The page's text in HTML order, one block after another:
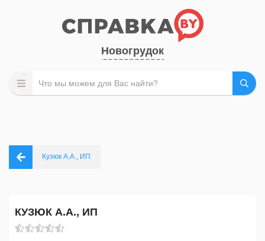
Новогрудок
Кузюк А.А., ИП
КУЗЮК А.А., ИП